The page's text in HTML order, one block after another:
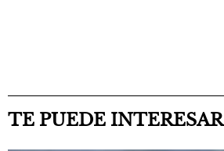
TE PUEDE INTERESAR